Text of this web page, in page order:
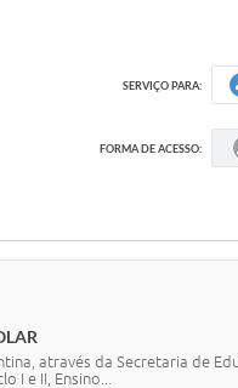
SERVIÇO PARA:
FORMA DE ACESSO:
através da Secretaria de
I e II, Ensino...